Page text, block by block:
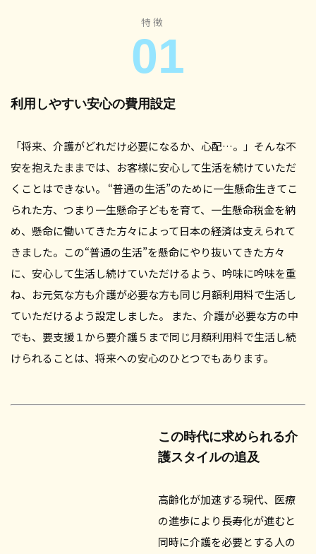
特徴
01
利用しやすい安心の費用設定
「将来、介護がどれだけ必要になるか、心配…。」そんな不
安を抱えたままでは、お客様に安心して生活を続けていただ
くことはできない。 “普通の生活”のために一生懸命生きてこ
られた方、つまり一生懸命子どもを育て、一生懸命税金を納
め、懸命に働いてきた方々によって日本の経済は支えられて
きました。この“普通の生活”を懸命にやり抜いてきた方々
に、安心して生活し続けていただけるよう、吟味に吟味を重
ね、お元気な方も介護が必要な方も同じ月額利用料で生活し
ていただけるよう設定しました。 また、介護が必要な方の中
でも、要支援１から要介護５まで同じ月額利用料で生活し続
けられることは、将来への安心のひとつでもあります。
この時代に求められる介
護スタイルの追及
高齢化が加速する現代、医療
の進歩により長寿化が進むと
同時に介護を必要とする人の